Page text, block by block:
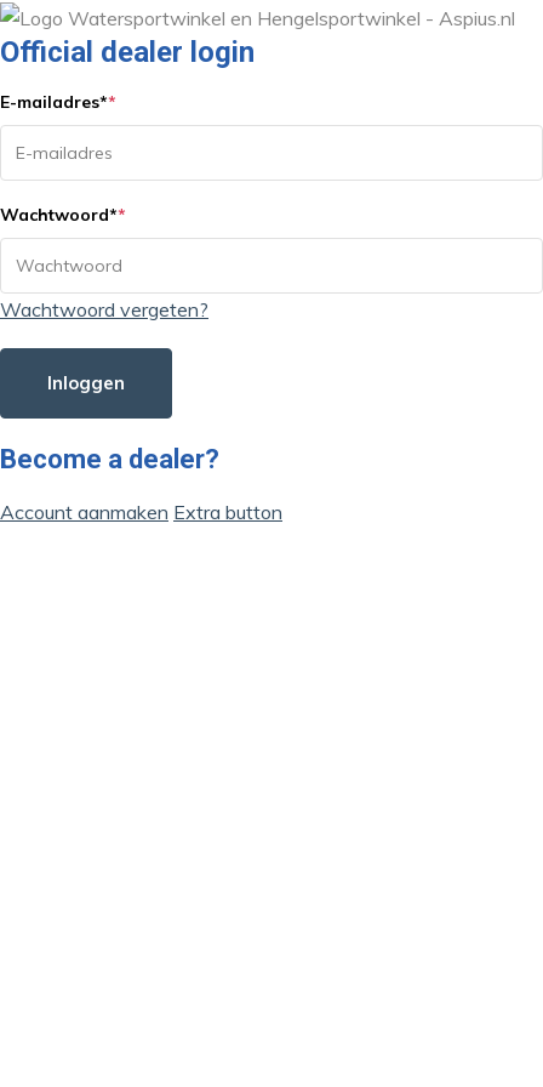
Official dealer login
E-mailadres**
Wachtwoord**
Wachtwoord vergeten?
Inloggen
Become a dealer?
Account aanmaken Extra button